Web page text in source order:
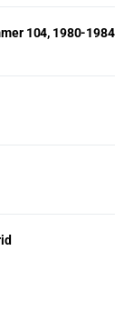
104, 1980-1984